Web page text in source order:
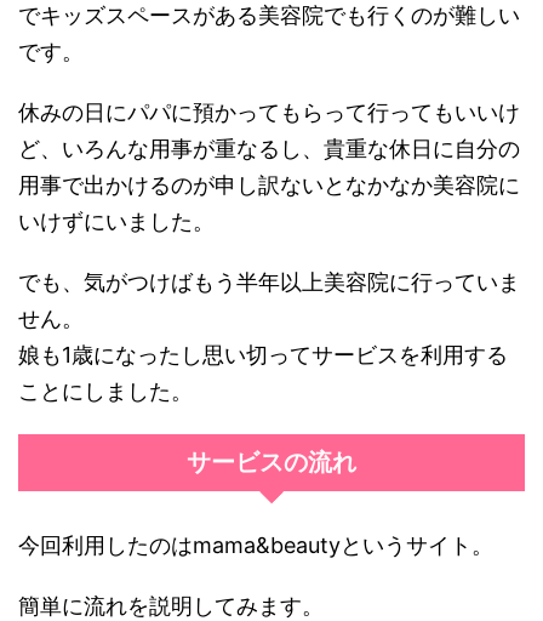
でキッズスペースがある美容院でも行くのが難しい
です。
休みの日にパパに預かってもらって行ってもいいけ
ど、いろんな用事が重なるし、貴重な休日に自分の
用事で出かけるのが申し訳ないとなかなか美容院に
いけずにいました。
でも、気がつけばもう半年以上美容院に行っていま
せん。
娘も1歳になったし思い切ってサービスを利用する
ことにしました。
サービスの流れ
今回利用したのはmama&beautyというサイト。
簡単に流れを説明してみます。